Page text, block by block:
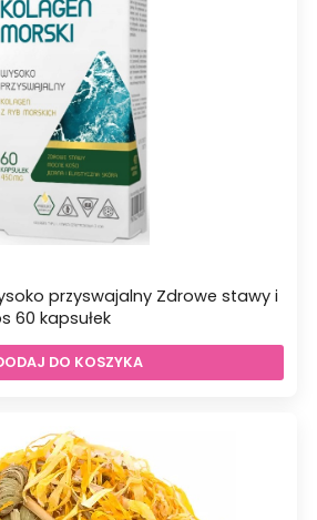
przyswajalny Zdrowe stawy i
60 kapsułek
DO KOSZYKA